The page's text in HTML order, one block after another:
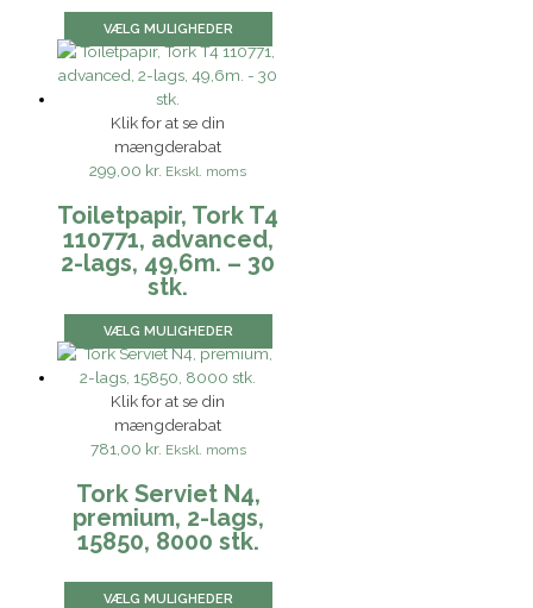
VÆLG MULIGHEDER
Klik for at se din
mængderabat
299,00 kr. Ekskl. moms
Toiletpapir, Tork T4
110771, advanced,
2-lags, 49,6m. – 30
stk.
VÆLG MULIGHEDER
Klik for at se din
mængderabat
781,00 kr. Ekskl. moms
Tork Serviet N4,
premium, 2-lags,
15850, 8000 stk.
VÆLG MULIGHEDER